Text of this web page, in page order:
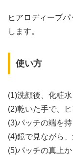
ヒアロディープ
します。
使い方
(1)洗顔後、化粧
(2)乾いた手で、
(3)パッチの端を
(4)鏡で見ながら
(5)パッチの真上